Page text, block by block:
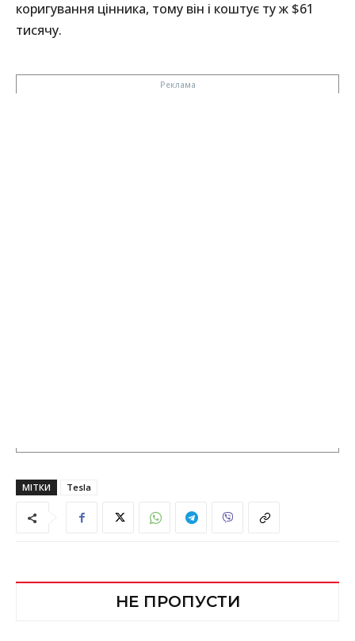
коригування цінника, тому він і коштує ту ж $61
тисячу.
МІТКИ Tesla
НЕ ПРОПУСТИ